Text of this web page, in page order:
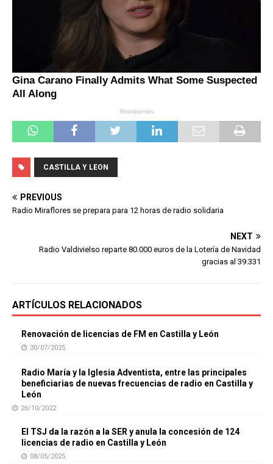
CASTILLA Y LEON
PREVIOUS
Radio Miraflores se prepara para 12 horas de radio solidaria
NEXT
Radio Valdivielso reparte 80.000 euros de la Lotería de Navidad
gracias al 39.331
ARTÍCULOS RELACIONADOS
Renovación de licencias de FM en Castilla y León
30/07/2025
Radio María y la Iglesia Adventista, entre las principales
beneficiarias de nuevas frecuencias de radio en Castilla y
León
26/10/2022
El TSJ da la razón a la SER y anula la concesión de 124
licencias de radio en Castilla y León
08/05/2025